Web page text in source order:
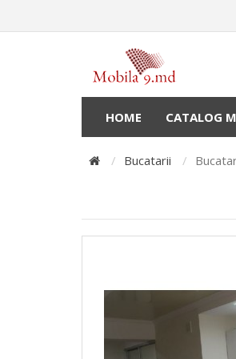
HOME CATALOG
Bucatarii